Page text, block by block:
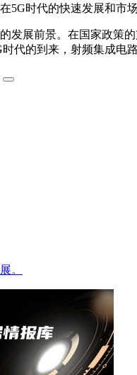
时代的快速发展和市
展前景。在国家政策
代的到来，射频集成电
。